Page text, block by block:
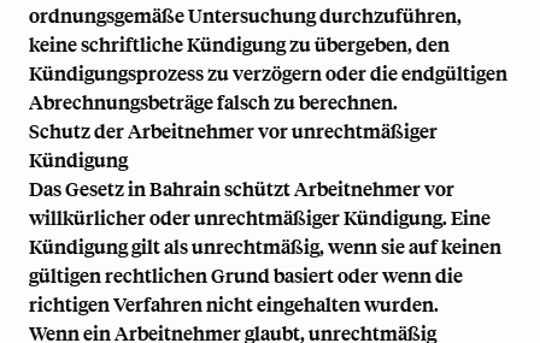
ordnungsgemäße Untersuchung durchzuführen,
keine schriftliche Kündigung zu übergeben, den
Kündigungsprozess zu verzögern oder die endgültigen
Abrechnungsbeträge falsch zu berechnen.
Schutz der Arbeitnehmer vor unrechtmäßiger
Kündigung
Das Gesetz in Bahrain schützt Arbeitnehmer vor
willkürlicher oder unrechtmäßiger Kündigung. Eine
Kündigung gilt als unrechtmäßig, wenn sie auf keinen
gültigen rechtlichen Grund basiert oder wenn die
richtigen Verfahren nicht eingehalten wurden.
Wenn ein Arbeitnehmer glaubt, unrechtmäßig